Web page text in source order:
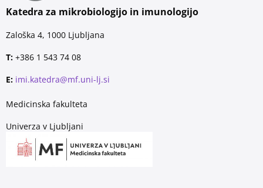
Katedra za mikrobiologijo in imunologijo
Zaloška 4, 1000 Ljubljana
T: +386 1 543 74 08
E: imi.katedra@mf.uni-lj.si
Medicinska fakulteta
Univerza v Ljubljani